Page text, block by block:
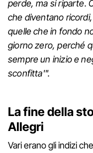
perde, ma si riparte.
che diventano
quelle che in fondo
giorno zero, perché
sempre un inizio e
sconfitta'".
La fine della
Allegri
Vari erano gli indizi